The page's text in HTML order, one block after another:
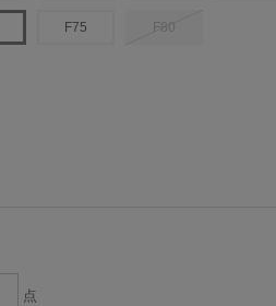
F75 F80
点